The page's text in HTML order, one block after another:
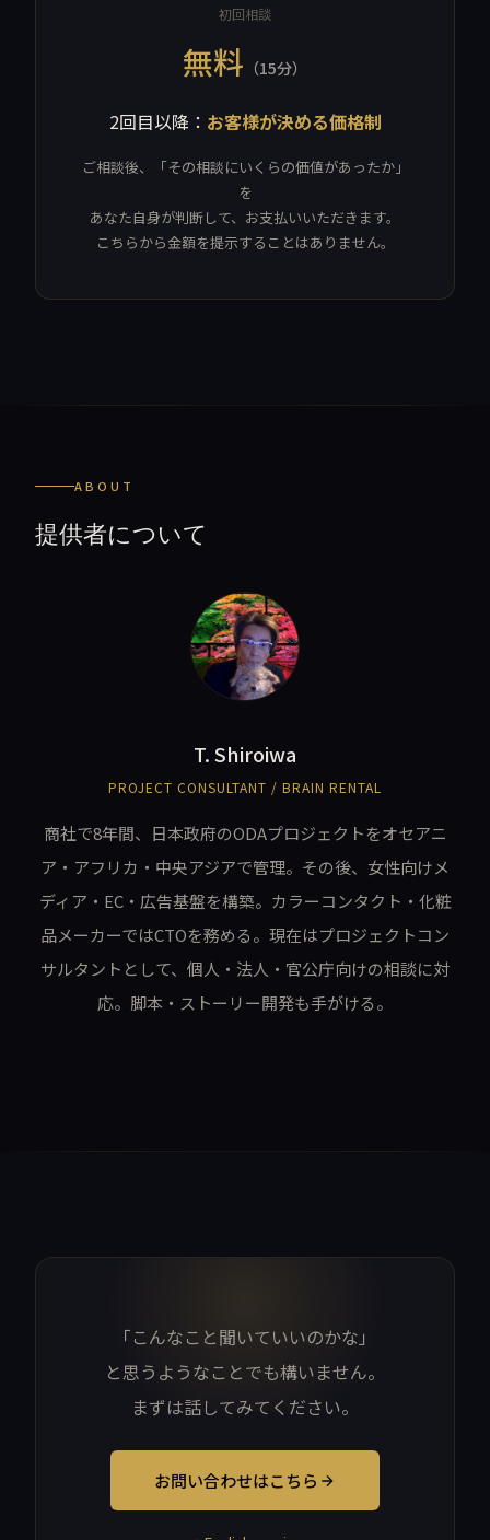
初回相談
無料 （15分）
2回目以降： お客様が決める価格制
ご相談後、「その相談にいくらの価値があったか」
を
あなた自身が判断して、お支払いいただきます。
こちらから金額を提示することはありません。
ABOUT
提供者について
T. Shiroiwa
PROJECT CONSULTANT / BRAIN RENTAL
商社で8年間、日本政府のODAプロジェクトをオセアニ
ア・アフリカ・中央アジアで管理。その後、女性向けメ
ディア・EC・広告基盤を構築。カラーコンタクト・化粧
品メーカーではCTOを務める。現在はプロジェクトコン
サルタントとして、個人・法人・官公庁向けの相談に対
応。脚本・ストーリー開発も手がける。
「こんなこと聞いていいのかな」
と思うようなことでも構いません。
まずは話してみてください。
お問い合わせはこちら